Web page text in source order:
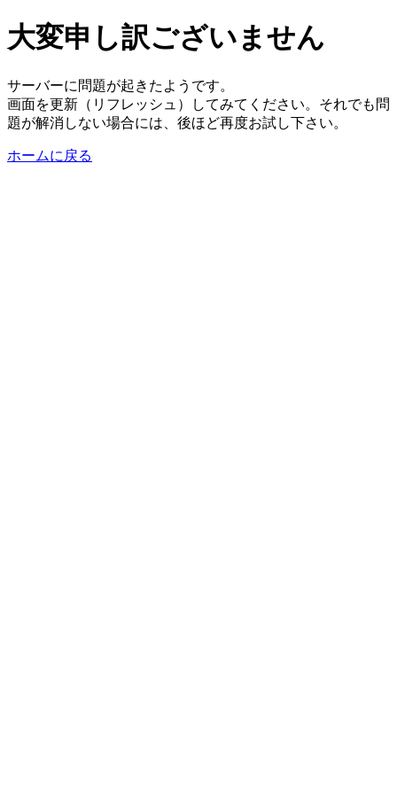
大変申し訳ございません
サーバーに問題が起きたようです。
画面を更新（リフレッシュ）してみてください。それでも問
題が解消しない場合には、後ほど再度お試し下さい。
ホームに戻る